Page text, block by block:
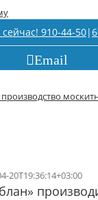
910-44-50|
Email
20T19:36:14+03:00